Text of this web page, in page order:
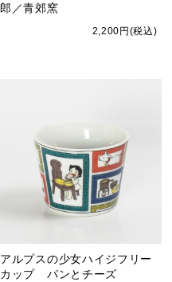
郎／青郊窯
2,200円(税込)
アルプスの少女ハイジフリー
カップ パンとチーズ